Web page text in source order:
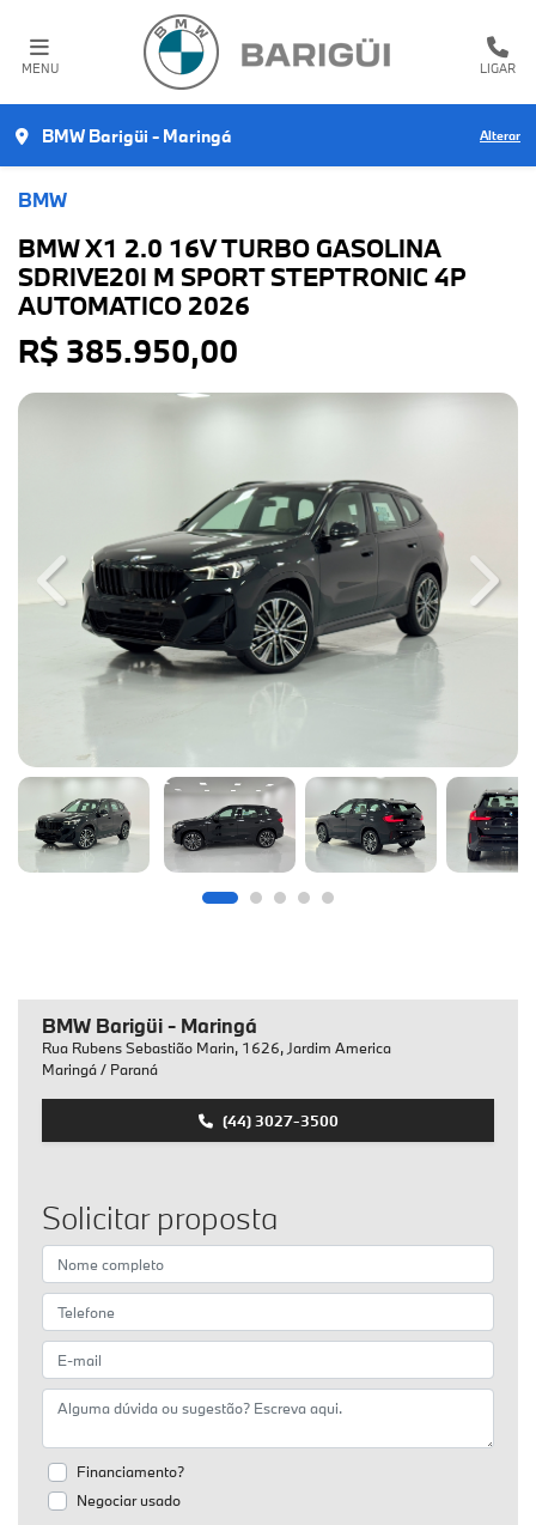
MENU LIGAR
BMW Barigüi - Maringá Alterar
BMW
BMW X1 2.0 16V TURBO GASOLINA
SDRIVE20I M SPORT STEPTRONIC 4P
AUTOMATICO 2026
R$ 385.950,00
Previous Next
BMW Barigüi - Maringá
Rua Rubens Sebastião Marin, 1626, Jardim America
Maringá / Paraná
(44) 3027-3500
Solicitar proposta
Financiamento?
Negociar usado